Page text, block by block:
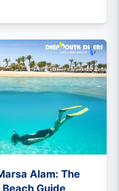
Alam: The
Guide